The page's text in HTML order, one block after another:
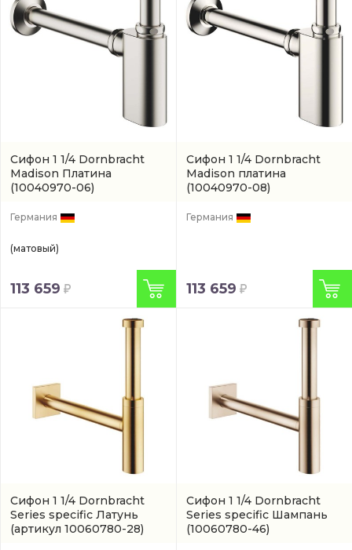
Сифон 1 1/4 Dornbracht
Madison Платина
(10040970-06)
Германия
(матовый)
113 659
Сифон 1 1/4 Dornbracht
Madison платина
(10040970-08)
Германия
113 659
Сифон 1 1/4 Dornbracht
Series specific Латунь
(артикул 10060780-28)
Сифон 1 1/4 Dornbracht
Series specific Шампань
(10060780-46)